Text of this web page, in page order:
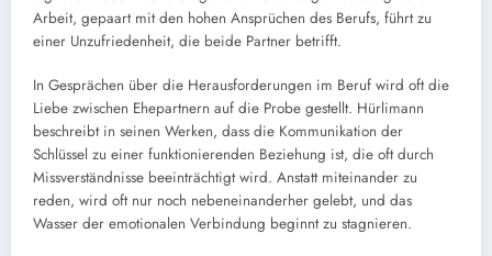
Arbeit, gepaart mit den hohen Ansprüchen des Berufs, führt zu
einer Unzufriedenheit, die beide Partner betrifft.
In Gesprächen über die Herausforderungen im Beruf wird oft die
Liebe zwischen Ehepartnern auf die Probe gestellt. Hürlimann
beschreibt in seinen Werken, dass die Kommunikation der
Schlüssel zu einer funktionierenden Beziehung ist, die oft durch
Missverständnisse beeinträchtigt wird. Anstatt miteinander zu
reden, wird oft nur noch nebeneinanderher gelebt, und das
Wasser der emotionalen Verbindung beginnt zu stagnieren.